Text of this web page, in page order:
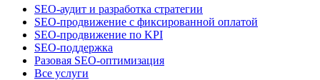
SEO-аудит и разработка стратегии
SEO-продвижение с фиксированной оплатой
SEO-продвижение по KPI
SEO-поддержка
Разовая SEO-оптимизация
Все услуги